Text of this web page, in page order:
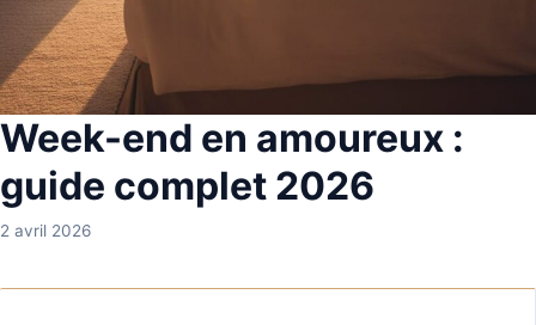
Week-end en amoureux :
guide complet 2026
2 avril 2026